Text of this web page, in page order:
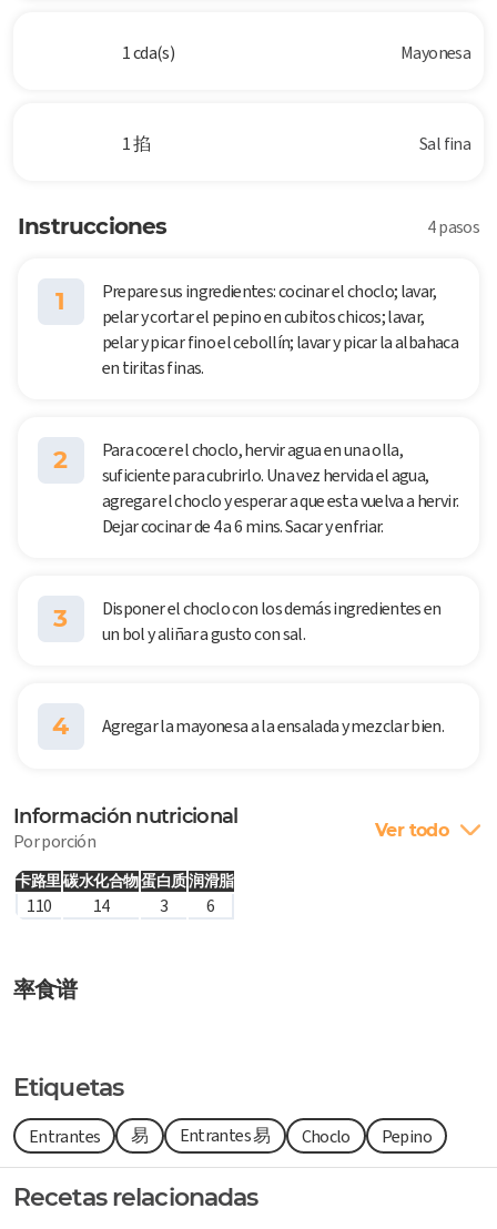
1 cda(s) Mayonesa
1 掐 Sal fina
Instrucciones 4 pasos
1
Prepare sus ingredientes: cocinar el choclo; lavar,
pelar y cortar el pepino en cubitos chicos; lavar,
pelar y picar fino el cebollín; lavar y picar la albahaca
en tiritas finas.
2
Para cocer el choclo, hervir agua en una olla,
suficiente para cubrirlo. Una vez hervida el agua,
agregar el choclo y esperar a que esta vuelva a hervir.
Dejar cocinar de 4 a 6 mins. Sacar y enfriar.
3
Disponer el choclo con los demás ingredientes en
un bol y aliñar a gusto con sal.
4 Agregar la mayonesa a la ensalada y mezclar bien.
Información nutricional
Por porción Ver todo
卡路里碳水化合物蛋白质润滑脂
110 14 3 6
率食谱
Etiquetas
Entrantes 易 Entrantes 易 Choclo Pepino
Recetas relacionadas